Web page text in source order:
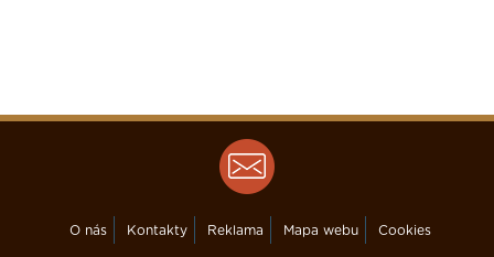
O nás Kontakty Reklama Mapa webu Cookies